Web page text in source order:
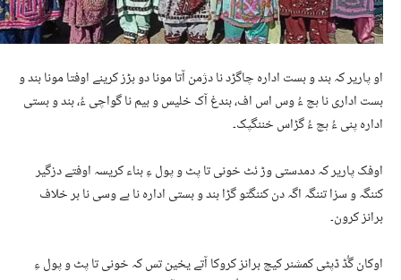
او پاریر کہ بند و بست ادارہ چاگڑد نا دژمن آتا مونا دو بڑز کرینے اوفتا مونا بند و
بست اداری نا ہچ ءُ وس اس اف، بندغ آک خلیس و بیم نا گواچی ءُ، بند و بستی
ادارہ پنی ءُ ہچ ءُ گڑاس خننگپک۔
اوفک پاریر کہ دمدستی وڑ ئٹ خونی تا پٹ و پول ءِ بناء کریسہ اوفتے دزگیر
کننگہ و سزا تننگہ اگہ دن کننگتو گڑا بند و بستی ادارہ نا بے وسی نا بر خلاف
برانز کرون۔
اوکان گُڈ ڈپٹی کمشنر کیچ برانز کروکا آتے یخین تس کہ خونی تا پٹ و پول ءِ